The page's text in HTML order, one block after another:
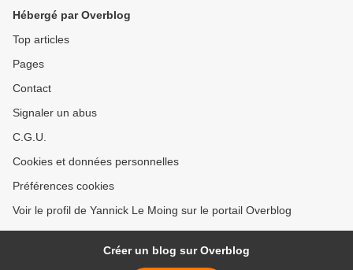
Hébergé par Overblog
Top articles
Pages
Contact
Signaler un abus
C.G.U.
Cookies et données personnelles
Préférences cookies
Voir le profil de Yannick Le Moing sur le portail Overblog
Créer un blog sur Overblog